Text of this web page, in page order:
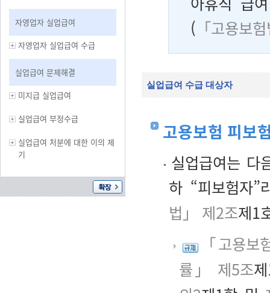
자영업자 실업급여
자영업자 실업급여 수급
실업급여 문제해결
미지급 실업급여
실업급여 부정수급
실업급여 처분에 대한 이의 제
기
( 「고용보
실업급여 수급 대상자
고용보험 피보
실업급여는 다
하 “피보험자
법」 제2조제1
「고용보
률」 제5조